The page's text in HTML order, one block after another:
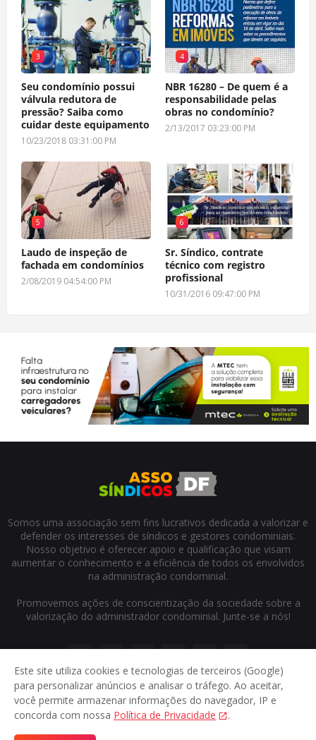
3
Seu condomínio possui
válvula redutora de
pressão? Saiba como
cuidar deste equipamento
10/23/2018 03:31:00 PM
4
NBR 16280 – De quem é a
responsabilidade pelas
obras no condomínio?
2/13/2017 03:23:00 PM
5
Laudo de inspeção de
fachada em condomínios
2/08/2019 04:54:00 PM
6
Sr. Síndico, contrate
técnico com registro
profissional
10/31/2016 09:47:00 PM
Somos uma associação sem fins lucrativos dedicada a valorizar e
defender os interesses de síndicos e gestores condominiais.
Nosso objetivo é oferecer apoio e qualificação que visam
aumentar o conhecimento e a eficiência de todos os envolvidos
na administração condominial.
Promovemos ações de conscientização da sociedade sobre a
valorização do administrador condominial. Junte-se a nós!
Sobre Contato Privacidade
Este site utiliza cookies e tecnologias de terceiros (Google)
para personalizar anúncios e analisar o tráfego. Ao aceitar,
você permite armazenar informações do navegador, IP e
concorda com nossa Política de Privacidade .